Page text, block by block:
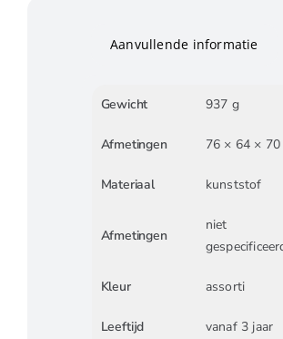
Aanvullende informatie
Gewicht 937 g
Afmetingen 76 × 64 × 70
Materiaal kunststof
Afmetingen
niet
Kleur assorti
Leeftijd vanaf 3 jaar